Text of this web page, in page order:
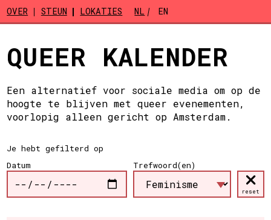
Skip to main content
OVER STEUN LOKATIES NL EN
QUEER KALENDER
Een alternatief voor sociale media om op de
hoogte te blijven met queer evenementen,
voorlopig alleen gericht op Amsterdam.
Je hebt gefilterd op
Datum
Trefwoord(en)
reset